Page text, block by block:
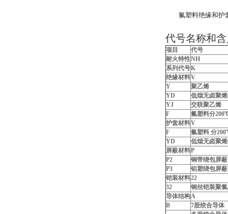
氟塑料绝缘和
代号名称和
项目
代号
耐火特性NH
系列代号K
绝缘材料V
Y
聚乙烯
YD
低烟无卤聚
YJ
交联聚乙烯
F
氟塑料分
护套材料V
F
氟塑料 分
YD
低烟无卤聚
屏蔽材料P
P2
铜带绕包屏蔽
P3
铝塑绕包屏蔽
铠装材料22
32
钢丝铠装聚
导体结构A
B
7股绞合导体